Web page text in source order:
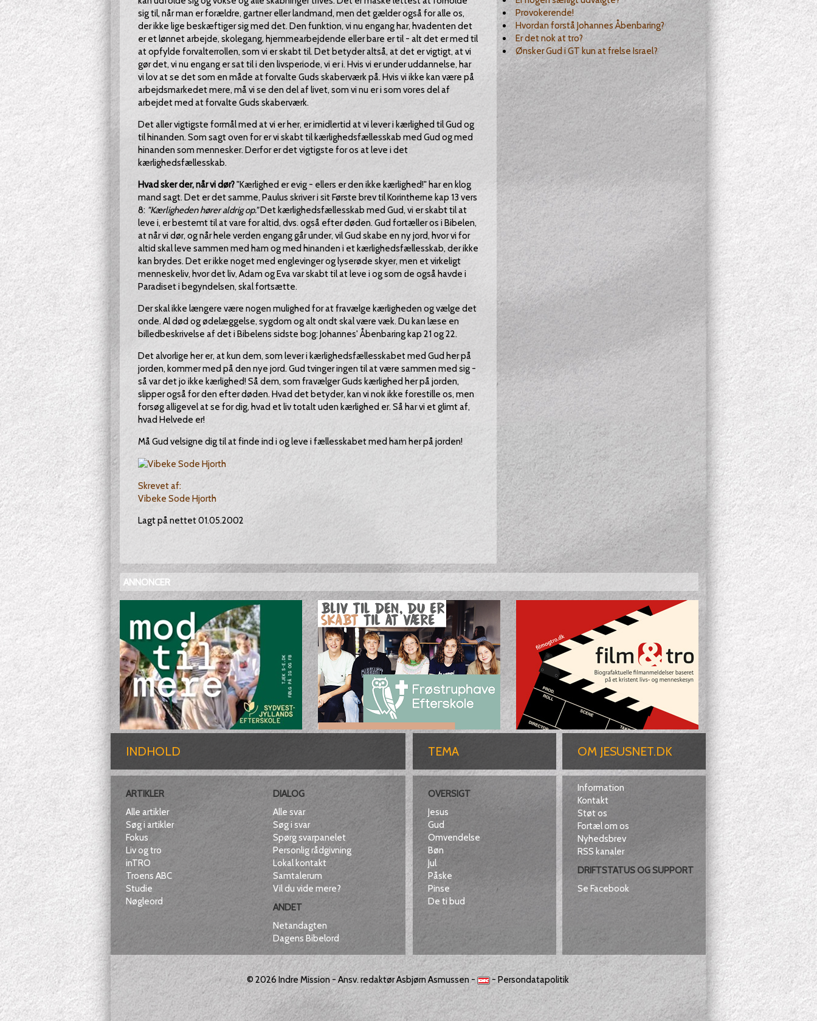
sig til, når man er forældre, gartner eller landmand, men det gælder også for alle os,
der ikke lige beskæftiger sig med det. Den funktion, vi nu engang har, hvadenten det
er et lønnet arbejde, skolegang, hjemmearbejdende eller bare er til - alt det er med til
at opfylde forvalterrollen, som vi er skabt til. Det betyder altså, at det er vigtigt, at vi
gør det, vi nu engang er sat til i den livsperiode, vi er i. Hvis vi er under uddannelse, har
vi lov at se det som en måde at forvalte Guds skaberværk på. Hvis vi ikke kan være på
arbejdsmarkedet mere, må vi se den del af livet, som vi nu er i som vores del af
arbejdet med at forvalte Guds skaberværk.
Det aller vigtigste formål med at vi er her, er imidlertid at vi lever i kærlighed til Gud og
til hinanden. Som sagt oven for er vi skabt til kærlighedsfællesskab med Gud og med
hinanden som mennesker. Derfor er det vigtigste for os at leve i det
kærlighedsfællesskab.
Hvad sker der, når vi dør?"Kærlighed er evig - ellers er den ikke kærlighed!" har en klog
mand sagt. Det er det samme, Paulus skriver i sit Første brev til Korintherne kap 13 vers
8: "Kærligheden hører aldrig op."Det kærlighedsfællesskab med Gud, vi er skabt til at
leve i, er bestemt til at vare for altid, dvs. også efter døden. Gud fortæller os i Bibelen,
at når vi dør, og når hele verden engang går under, vil Gud skabe en ny jord, hvor vi for
altid skal leve sammen med ham og med hinanden i et kærlighedsfællesskab, der ikke
kan brydes. Det er ikke noget med englevinger og lyserøde skyer, men et virkeligt
menneskeliv, hvor det liv, Adam og Eva var skabt til at leve i og som de også havde i
Paradiset i begyndelsen, skal fortsætte.
Der skal ikke længere være nogen mulighed for at fravælge kærligheden og vælge det
onde. Al død og ødelæggelse, sygdom og alt ondt skal være væk. Du kan læse en
billedbeskrivelse af det i Bibelens sidste bog: Johannes' Åbenbaring kap 21 og 22.
Det alvorlige her er, at kun dem, som lever i kærlighedsfællesskabet med Gud her på
jorden, kommer med på den nye jord. Gud tvinger ingen til at være sammen med sig -
så var det jo ikke kærlighed! Så dem, som fravælger Guds kærlighed her på jorden,
slipper også for den efter døden. Hvad det betyder, kan vi nok ikke forestille os, men
forsøg alligevel at se for dig, hvad et liv totalt uden kærlighed er. Så har vi et glimt af,
hvad Helvede er!
Må Gud velsigne dig til at finde ind i og leve i fællesskabet med ham her på jorden!
Skrevet af:
Vibeke Sode Hjorth
Lagt på nettet 01.05.2002
Provokerende!
Hvordan forstå Johannes Åbenbaring?
Er det nok at tro?
Ønsker Gud i GT kun at frelse Israel?
ANNONCER
INDHOLD
ARTIKLER
Alle artikler
Søg i artikler
Fokus
Liv og tro
inTRO
Troens ABC
Studie
Nøgleord
DIALOG
Alle svar
Søg i svar
Spørg svarpanelet
Personlig rådgivning
Lokal kontakt
Samtalerum
Vil du vide mere?
ANDET
Netandagten
Dagens Bibelord
TEMA
OVERSIGT
Jesus
Gud
Omvendelse
Bøn
Jul
Påske
Pinse
De ti bud
OM JESUSNET.DK
Information
Kontakt
Støt os
Fortæl om os
Nyhedsbrev
RSS kanaler
DRIFTSTATUS OG SUPPORT
Se Facebook
© 2026 Indre Mission - Ansv. redaktør Asbjørn Asmussen - -Persondatapolitik